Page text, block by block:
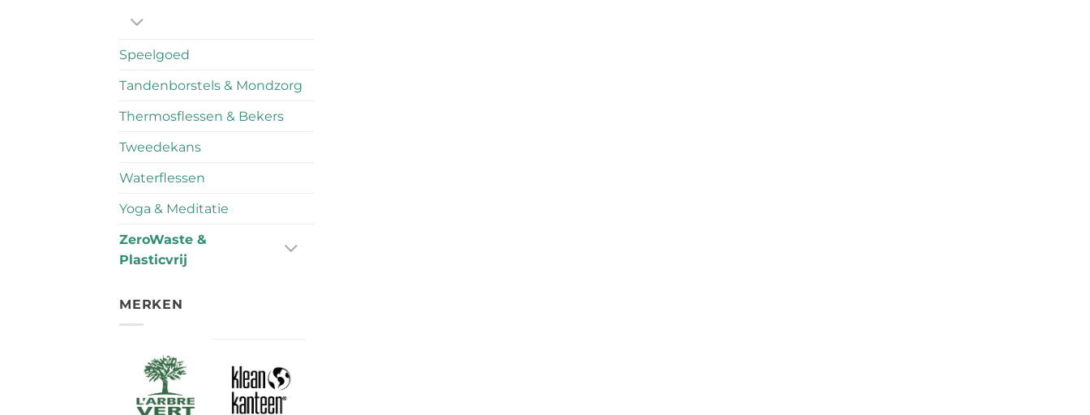
Speelgoed
Tandenborstels & Mondzorg
Thermosflessen & Bekers
Tweedekans
Waterflessen
Yoga & Meditatie
ZeroWaste &
Plasticvrij
MERKEN